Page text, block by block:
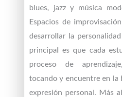
blues, jazz y música
Espacios de
desarrollar la
principal es que cada
proceso de
tocando y encuentre en la
expresión personal. Más